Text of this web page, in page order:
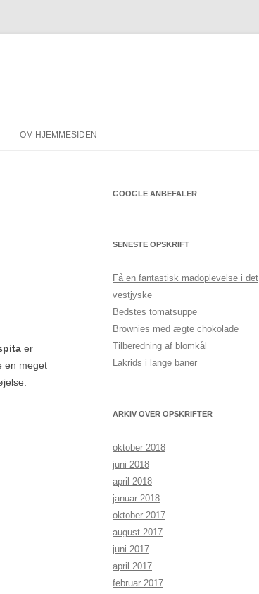
OM HJEMMESIDEN
er
en meget
GOOGLE ANBEFALER
SENESTE OPSKRIFT
Få en fantastisk madoplevelse i det
vestjyske
Bedstes tomatsuppe
Brownies med ægte chokolade
Tilberedning af blomkål
Lakrids i lange baner
ARKIV OVER OPSKRIFTER
oktober 2018
juni 2018
april 2018
januar 2018
oktober 2017
august 2017
juni 2017
april 2017
februar 2017